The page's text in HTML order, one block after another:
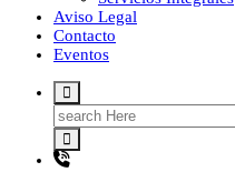
Aviso Legal
Contacto
Eventos
Search
for: